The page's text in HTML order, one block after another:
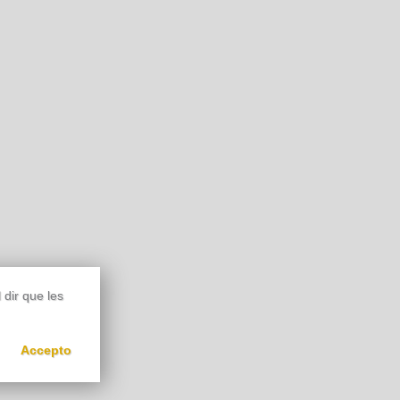
dir que les
Accepto